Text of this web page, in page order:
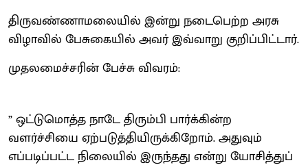
திருவண்ணாமலையில் இன்று நடைபெற்ற அரசு
விழாவில் பேசுகையில் அவர் இவ்வாறு குறிப்பிட்டார்.
முதலமைச்சரின் பேச்சு விவரம்:
” ஒட்டுமொத்த நாடே திரும்பி பார்க்கின்ற
வளர்ச்சியை ஏற்படுத்தியிருக்கிறோம். அதுவும்
எப்படிப்பட்ட நிலையில் இருந்தது என்று யோசித்துப்